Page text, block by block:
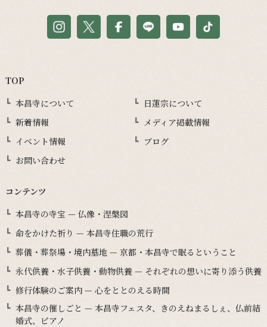
TOP
本昌寺について
日蓮宗について
新着情報
メディア掲載情報
イベント情報
ブログ
お問い合わせ
コンテンツ
本昌寺の寺宝 — 仏像・涅槃図
命をかけた祈り — 本昌寺住職の荒行
葬儀・葬祭場・境内墓地 — 京都・本昌寺で眠るということ
永代供養・水子供養・動物供養 — それぞれの想いに寄り添う供養
修行体験のご案内 — 心をととのえる時間
本昌寺の催しごと — 本昌寺フェスタ、きのえねまるしぇ、仏前結
婚式、ピアノ